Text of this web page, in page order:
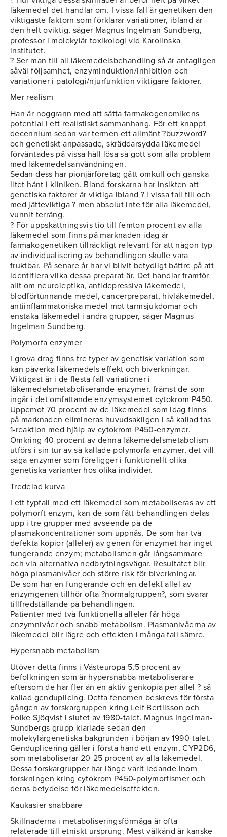
läkemedel det handlar om. I vissa fall är genetiken den
viktigaste faktorn som förklarar variationer, ibland är
den helt oviktig, säger Magnus Ingelman-Sundberg,
professor i molekylär toxikologi vid Karolinska
institutet.
? Ser man till all läkemedelsbehandling så är antagligen
såväl följsamhet, enzyminduktion/inhibition och
variationer i patologi/njurfunktion viktigare faktorer.
Mer realism
Han är noggrann med att sätta farmakogenomikens
potential i ett realistiskt sammanhang. För ett knappt
decennium sedan var termen ett allmänt ?buzzword?
och genetiskt anpassade, skräddarsydda läkemedel
förväntades på vissa håll lösa så gott som alla problem
med läkemedelsanvändningen.
Sedan dess har pionjärföretag gått omkull och ganska
litet hänt i kliniken. Bland forskarna har insikten att
genetiska faktorer är viktiga ibland ? i vissa fall till och
med jätteviktiga ? men absolut inte för alla läkemedel,
vunnit terräng.
? För uppskattningsvis tio till femton procent av alla
läkemedel som finns på marknaden idag är
farmakogenetiken tillräckligt relevant för att någon typ
av individualisering av behandlingen skulle vara
fruktbar. På senare år har vi blivit betydligt bättre på att
identifiera vilka dessa preparat är. Det handlar framför
allt om neuroleptika, antidepressiva läkemedel,
blodförtunnande medel, cancerpreparat, hivläkemedel,
antiinflammatoriska medel mot tarmsjukdomar och
enstaka läkemedel i andra grupper, säger Magnus
Ingelman-Sundberg.
Polymorfa enzymer
I grova drag finns tre typer av genetisk variation som
kan påverka läkemedels effekt och biverkningar.
Viktigast är i de flesta fall variationer i
läkemedelsmetaboliserande enzymer, främst de som
ingår i det omfattande enzymsystemet cytokrom P450.
Uppemot 70 procent av de läkemedel som idag finns
på marknaden elimineras huvudsakligen i så kallad fas
1-reaktion med hjälp av cytokrom P450-enzymer.
Omkring 40 procent av denna läkemedelsmetabolism
utförs i sin tur av så kallade polymorfa enzymer, det vill
säga enzymer som föreligger i funktionellt olika
genetiska varianter hos olika individer.
Tredelad kurva
I ett typfall med ett läkemedel som metaboliseras av ett
polymorft enzym, kan de som fått behandlingen delas
upp i tre grupper med avseende på de
plasmakoncentrationer som uppnås. De som har två
defekta kopior (alleler) av genen för enzymet har inget
fungerande enzym; metabolismen går långsammare
och via alternativa nedbrytningsvägar. Resultatet blir
höga plasmanivåer och större risk för biverkningar.
De som har en fungerande och en defekt allel av
enzymgenen tillhör ofta ?normalgruppen?, som svarar
tillfredställande på behandlingen.
Patienter med två funktionella alleler får höga
enzymnivåer och snabb metabolism. Plasmanivåerna av
läkemedel blir lägre och effekten i många fall sämre.
Hypersnabb metabolism
Utöver detta finns i Västeuropa 5,5 procent av
befolkningen som är hypersnabba metaboliserare
eftersom de har fler än en aktiv genkopia per allel ? så
kallad genduplicing. Detta fenomen beskrevs för första
gången av forskargruppen kring Leif Bertilsson och
Folke Sjöqvist i slutet av 1980-talet. Magnus Ingelman-
Sundbergs grupp klarlade sedan den
molekylärgenetiska bakgrunden i början av 1990-talet.
Genduplicering gäller i första hand ett enzym, CYP2D6,
som metaboliserar 20-25 procent av alla läkemedel.
Dessa forskargrupper har länge varit ledande inom
forskningen kring cytokrom P450-polymorfismer och
deras betydelse för läkemedelseffekten.
Kaukasier snabbare
Skillnaderna i metaboliseringsförmåga är ofta
relaterade till etniskt ursprung. Mest välkänd är kanske